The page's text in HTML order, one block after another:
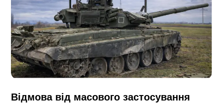
Відмова від масового застосування